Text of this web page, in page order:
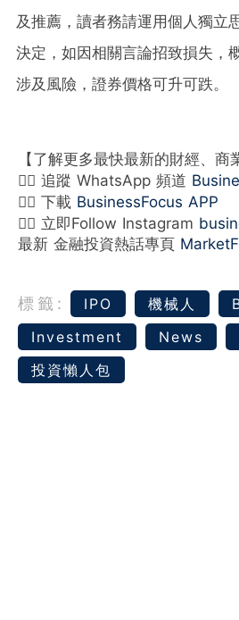
及推薦，讀者務請運用個人獨立
決定，如因相關言論招致損失，
涉及風險，證券價格可升可跌。
【了解更多最快最新的財經、商
👉🏻 追蹤 WhatsApp 頻道
👉🏻 下載 BusinessFocus APP
👉🏻 立即Follow Instagram
最新 金融投資熱話專頁
標籤: IPO 機械人
Investment
News
投資懶人包